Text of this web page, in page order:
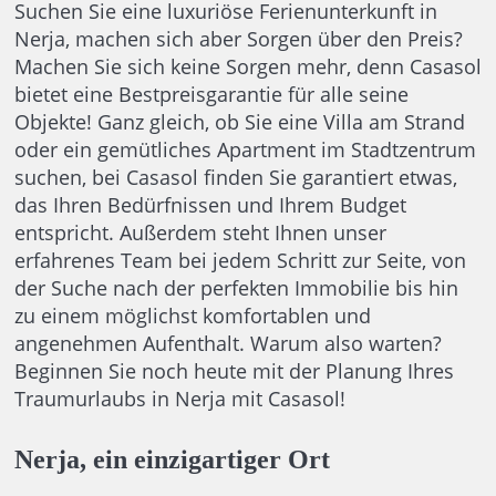
Suchen Sie eine luxuriöse Ferienunterkunft in
Nerja, machen sich aber Sorgen über den Preis?
Machen Sie sich keine Sorgen mehr, denn Casasol
bietet eine Bestpreisgarantie für alle seine
Objekte! Ganz gleich, ob Sie eine Villa am Strand
oder ein gemütliches Apartment im Stadtzentrum
suchen, bei Casasol finden Sie garantiert etwas,
das Ihren Bedürfnissen und Ihrem Budget
entspricht. Außerdem steht Ihnen unser
erfahrenes Team bei jedem Schritt zur Seite, von
der Suche nach der perfekten Immobilie bis hin
zu einem möglichst komfortablen und
angenehmen Aufenthalt. Warum also warten?
Beginnen Sie noch heute mit der Planung Ihres
Traumurlaubs in Nerja mit Casasol!
Nerja, ein einzigartiger Ort